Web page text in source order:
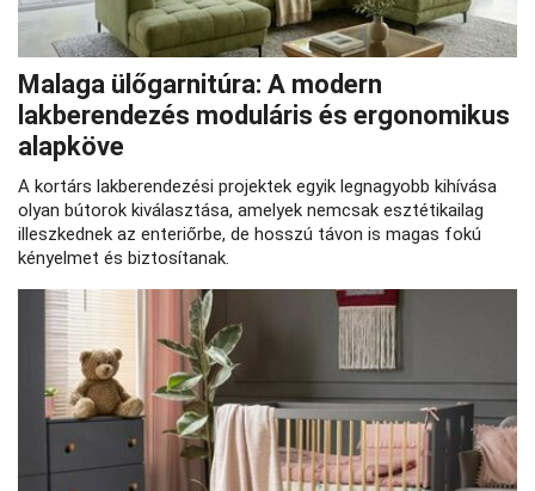
Malaga ülőgarnitúra: A modern
lakberendezés moduláris és ergonomikus
alapköve
A kortárs lakberendezési projektek egyik legnagyobb kihívása
olyan bútorok kiválasztása, amelyek nemcsak esztétikailag
illeszkednek az enteriőrbe, de hosszú távon is magas fokú
kényelmet és biztosítanak.